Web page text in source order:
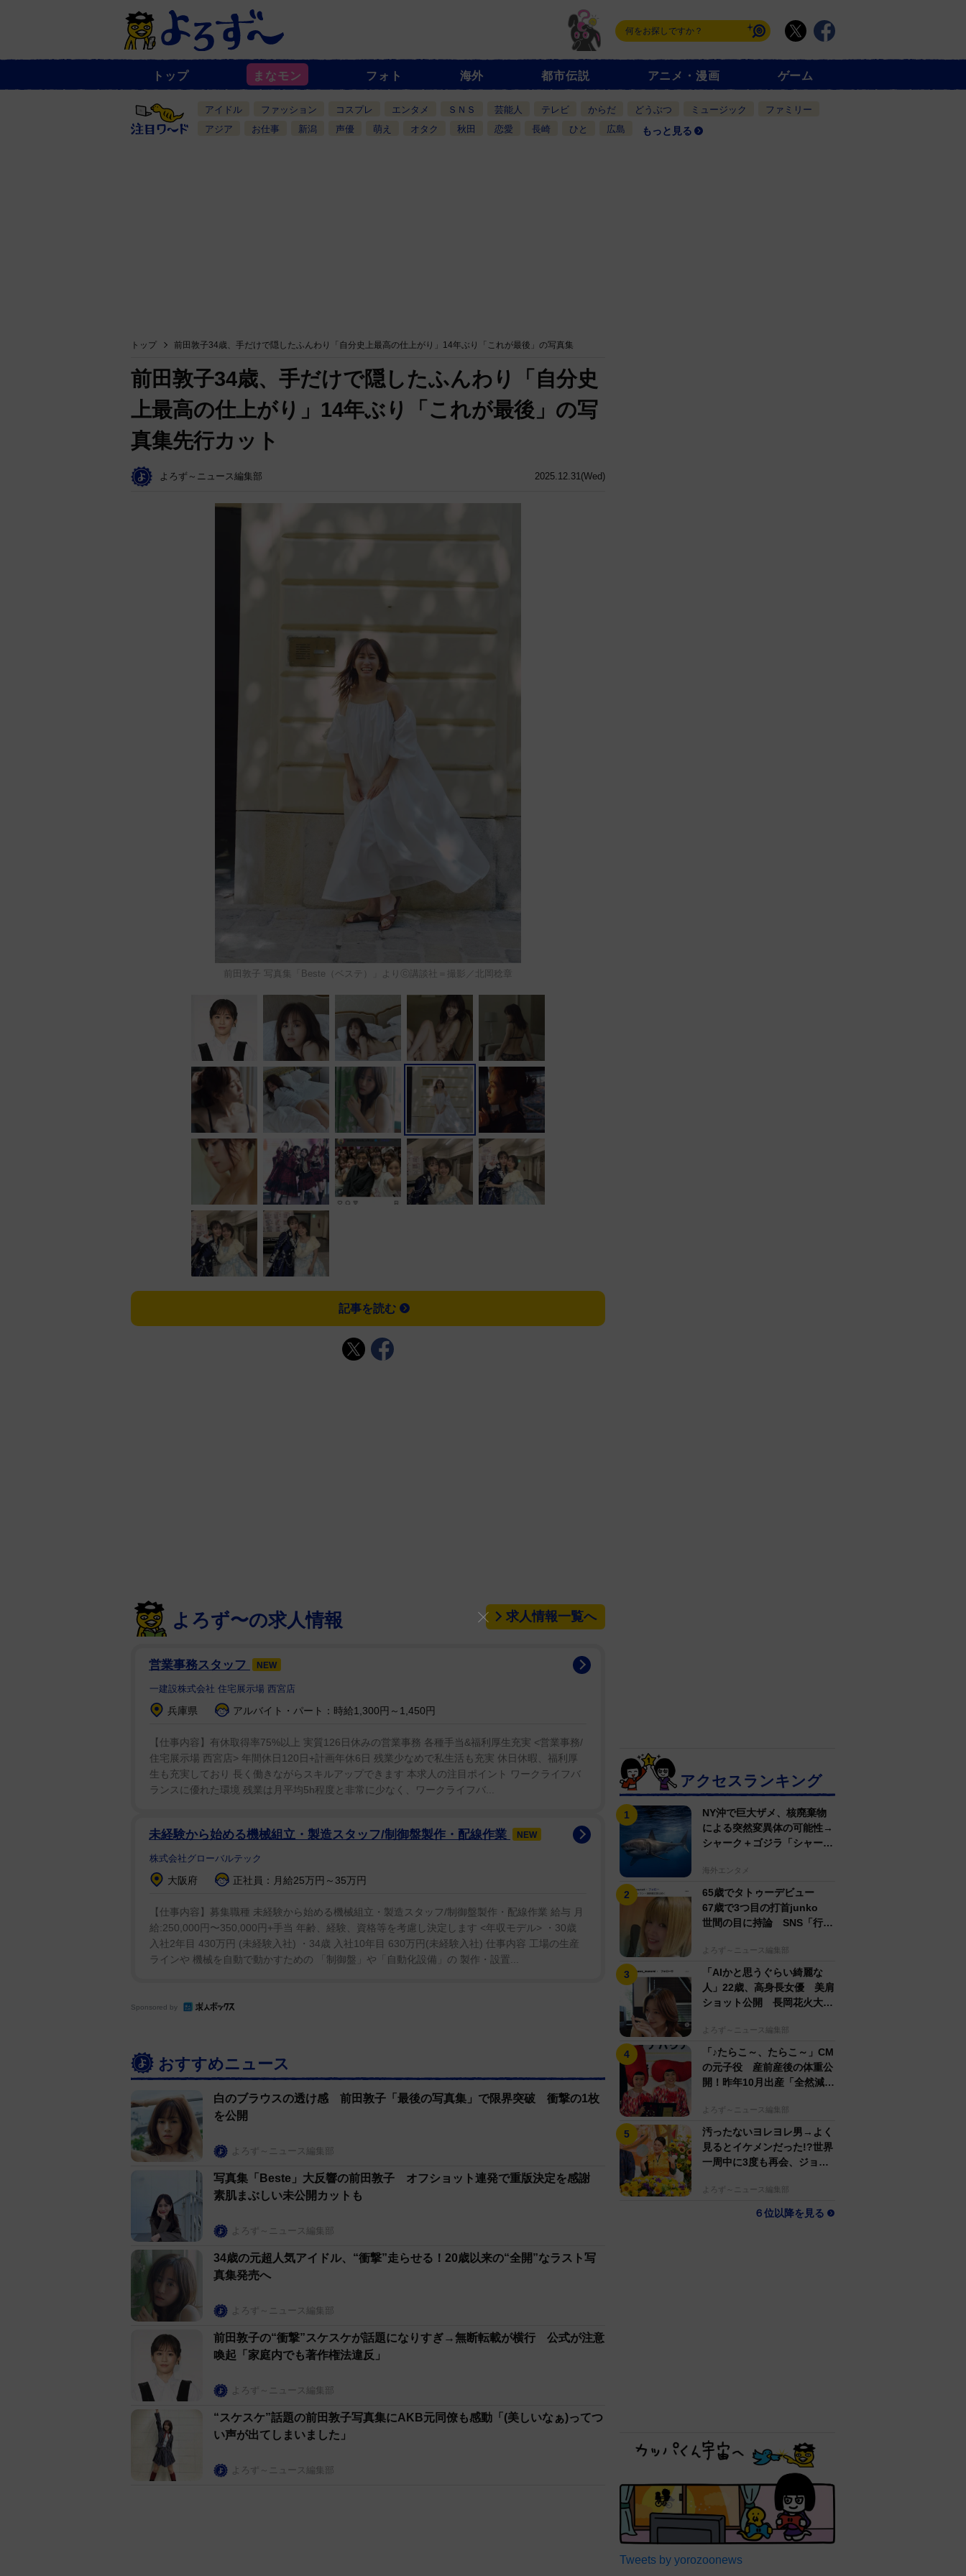
ュ
一
覧
トップ まなモン フォト 海外 都市伝説 アニメ・漫画 ゲーム
アイドル ファッション コスプレ エンタメ ＳＮＳ 芸能人 テレビ からだ どうぶつ ミュージック
ファミリー
アジア
お仕事 新潟 声優 萌え オタク 秋田 恋愛 長崎 ひと 広島 もっと見る
トップ 前田敦子34歳、手だけで隠したふんわり「自分史上最高の仕上がり」14年ぶり「これが最後」の写真集
2025.12.31(Wed)
前田敦子34歳、手だけで隠したふんわり「自分史
上最高の仕上がり」14年ぶり「これが最後」の写
真集先行カット
よろず～ニュース編集部
前田敦子 写真集「Beste（ベステ）」よりⓒ講談社＝撮影／北岡稔章
記事を読む
よろず〜の求人情報 求人情報一覧へ
営業事務スタッフ NEW
一建設株式会社 住宅展示場 西宮店
兵庫県 アルバイト・パート：時給1,300円～1,450円
【仕事内容】有休取得率75%以上 実質126日休みの営業事務 各種手当&福利厚生充実 <営業事務/
住宅展示場 西宮店> 年間休日120日+計画年休6日 残業少なめで私生活も充実 休日休暇、福利厚
生も充実しており 長く働きながらスキルアップできます 本求人の注目ポイント ワークライフバ
ランスに優れた環境 残業は月平均5h程度と非常に少なく、ワークライフバ...
未経験から始める機械組立・製造スタッフ/制御盤製作・配線作業 NEW
株式会社グローバルテック
大阪府 正社員：月給25万円～35万円
【仕事内容】募集職種 未経験から始める機械組立・製造スタッフ/制御盤製作・配線作業 給与 月
給:250,000円〜350,000円+手当 年齢、経験、資格等を考慮し決定します <年収モデル> ・30歳
入社2年目 430万円 (未経験入社) ・34歳 入社10年目 630万円(未経験入社) 仕事内容 工場の生産
ラインや 機械を自動で動かすための 「制御盤」や「自動化設備」の 製作・設置...
Sponsored by
おすすめニュース
白のブラウスの透け感 前田敦子「最後の写真集」で限界突破 衝撃の1枚
を公開
よろず～ニュース編集部
写真集「Beste」大反響の前田敦子 オフショット連発で重版決定を感謝
素肌まぶしい未公開カットも
よろず～ニュース編集部
34歳の元超人気アイドル、“衝撃”走らせる！20歳以来の“全開”なラスト写
真集発売へ
よろず～ニュース編集部
前田敦子の“衝撃”スケスケが話題になりすぎ→無断転載が横行 公式が注意
喚起「家庭内でも著作権法違反」
よろず～ニュース編集部
“スケスケ”話題の前田敦子写真集にAKB元同僚も感動「(美しいなぁ)ってつ
い声が出てしまいました」
よろず～ニュース編集部
アクセスランキング
NY沖で巨大ザメ、核廃棄物
による突然変異体の可能性→
シャーク＋ゴジラ「シャーク
海外エンタメ
65歳でタトゥーデビュー
67歳で3つ目の打首junko
世間の目に持論 SNS「行動
よろず～ニュース編集部
「AIかと思うぐらい綺麗な
人」22歳、高身長女優 美肩
ショット公開 長岡花火大会
よろず～ニュース編集部
「♪たらこ～、たらこ～」CM
の元子役 産前産後の体重公
開！昨年10月出産「全然減ら
よろず～ニュース編集部
汚ったないヨレヨレ男→よく
見るとイケメンだった!?世界
一周中に3度も再会、ジョー
へ！【新婚さん】
よろず～ニュース編集部
６位以降を見る
Tweets by yorozoonews